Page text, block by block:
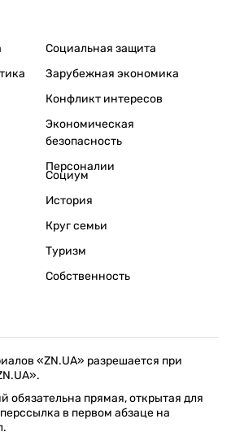
Социальная защита
Зарубежная экономика
Конфликт интересов
Экономическая
безопасность
Персоналии
Социум
История
Круг семьи
Туризм
Собственность
«ZN.UA» разрешается при
обязательна прямая, открытая для
в первом абзаце на